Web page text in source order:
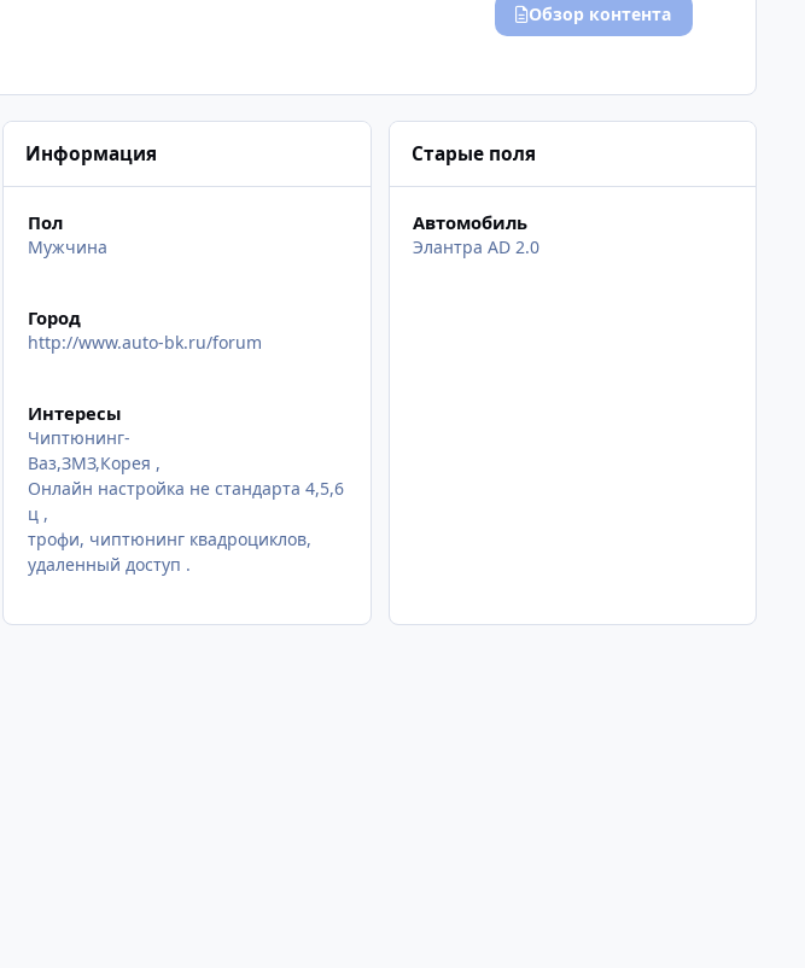
Обзор контента
Информация
Пол
Мужчина
Город
http://www.auto-bk.ru/forum
Интересы
Чиптюнинг-
Ваз,ЗМЗ,Корея ,
Онлайн настройка не стандарта 4,5,6
ц ,
трофи, чиптюнинг квадроциклов,
удаленный доступ .
Старые поля
Автомобиль
Элантра AD 2.0